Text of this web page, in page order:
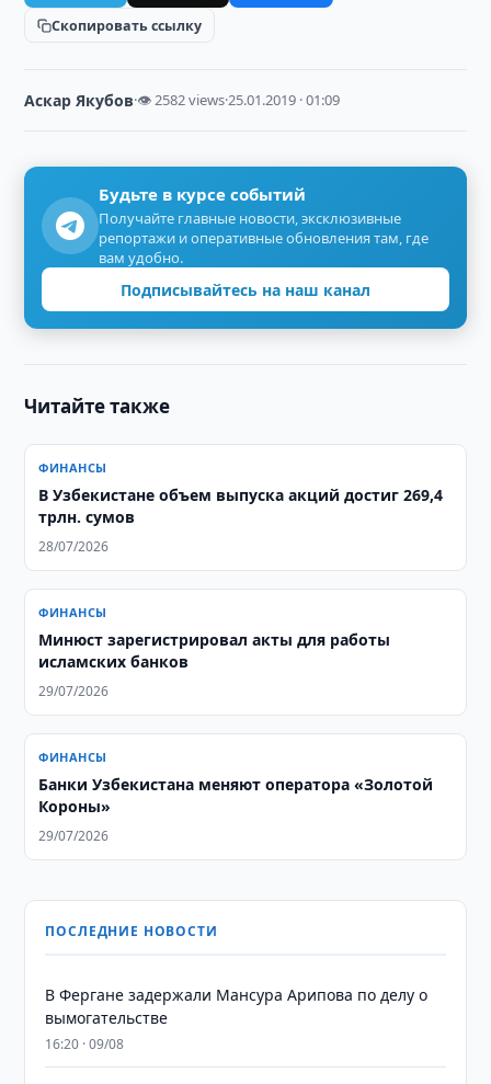
Скопировать ссылку
Аскар Якубов·👁 2582 views·25.01.2019 · 01:09
Будьте в курсе событий
Получайте главные новости, эксклюзивные
репортажи и оперативные обновления там, где
вам удобно.
Подписывайтесь на наш канал
Читайте также
ФИНАНСЫ
​​​​​​​В Узбекистане объем выпуска акций достиг 269,4
трлн. сумов
28/07/2026
ФИНАНСЫ
Минюст зарегистрировал акты для работы
исламских банков
29/07/2026
ФИНАНСЫ
Банки Узбекистана меняют оператора «Золотой
Короны»
29/07/2026
ПОСЛЕДНИЕ НОВОСТИ
В Фергане задержали Мансура Арипова по делу о
вымогательстве
16:20 · 09/08